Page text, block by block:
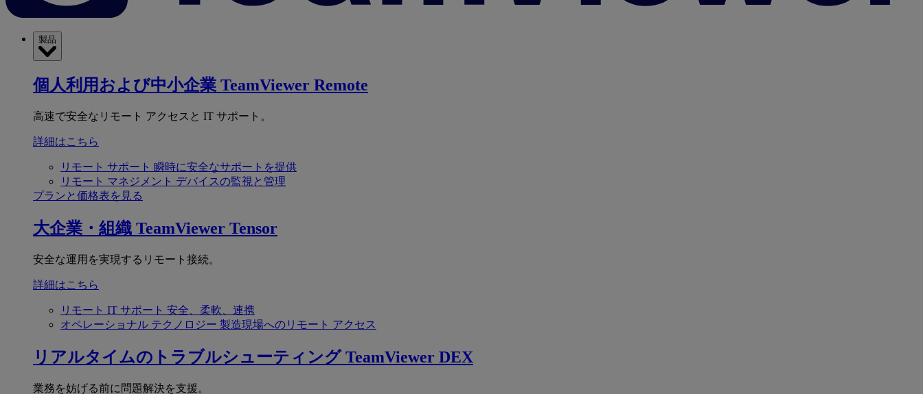
製品
個人利用および中小企業 TeamViewer Remote
高速で安全なリモート アクセスと IT サポート。
詳細はこちら
リモート サポート 瞬時に安全なサポートを提供
リモート マネジメント デバイスの監視と管理
プランと価格表を見る
大企業・組織 TeamViewer Tensor
安全な運用を実現するリモート接続。
詳細はこちら
リモート IT サポート 安全、柔軟、連携
オペレーショナル テクノロジー 製造現場へのリモート アクセス
リアルタイムのトラブルシューティング TeamViewer DEX
業務を妨げる前に問題解決を支援。